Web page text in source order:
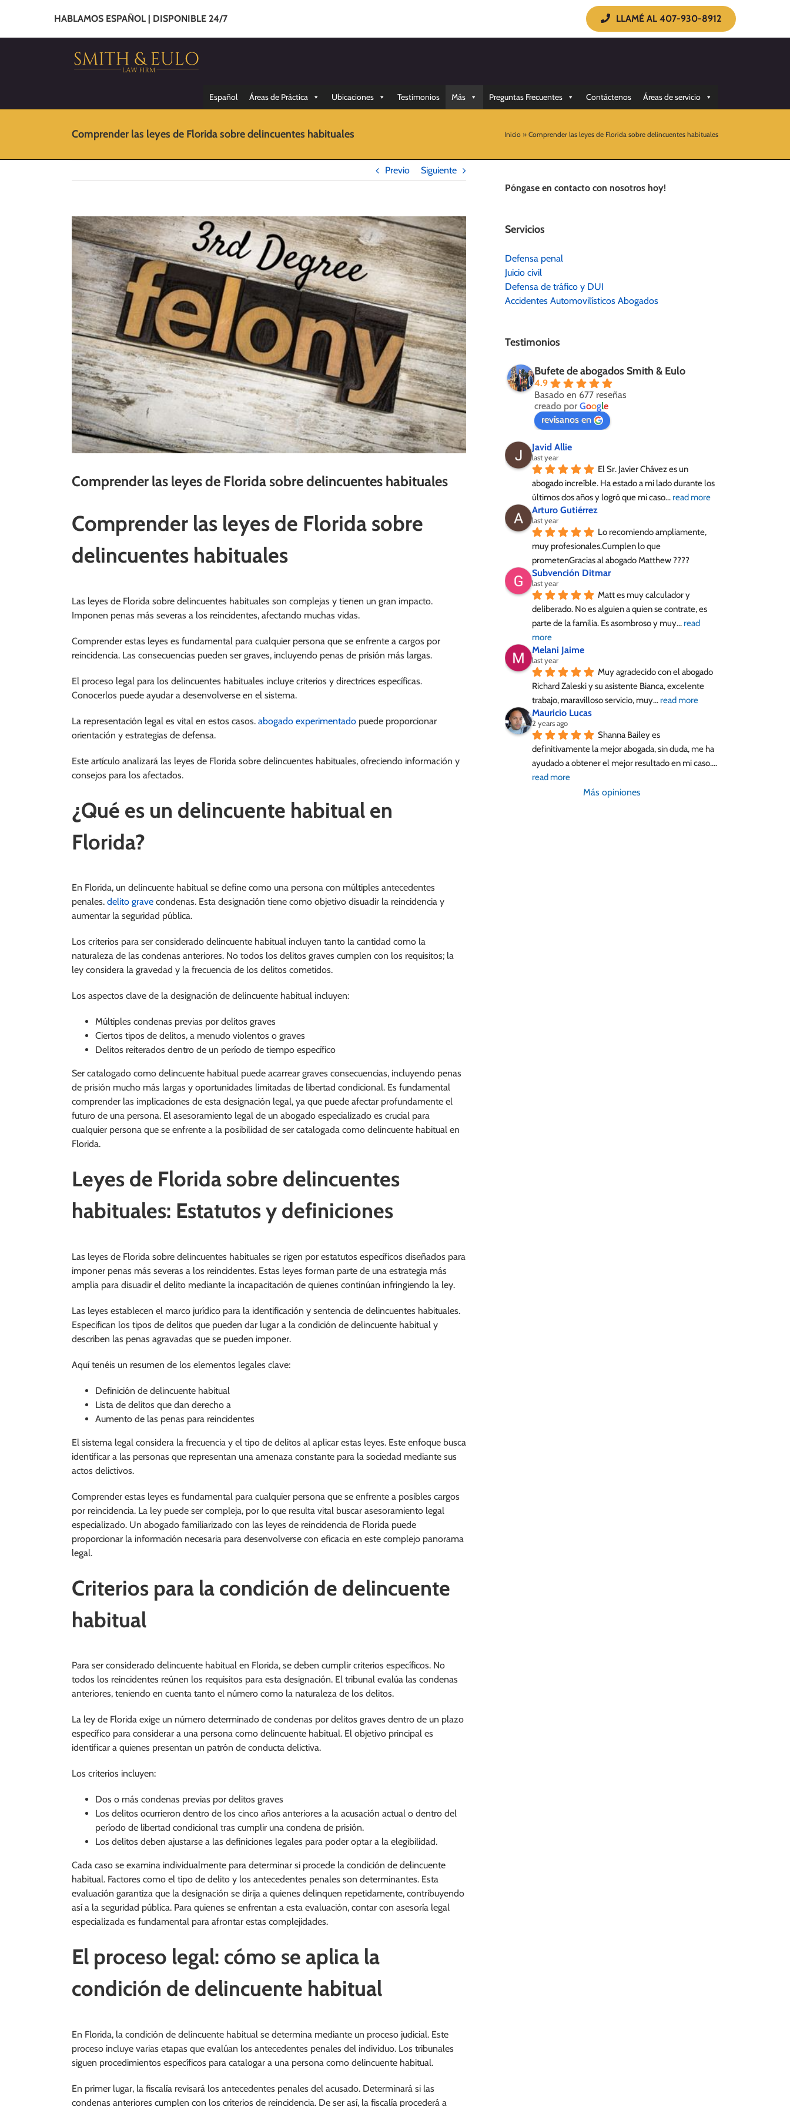
HABLAMOS ESPAÑOL | DISPONIBLE 24/7 LLAMÉ AL 407-930-8912
Español Áreas de Práctica Ubicaciones Testimonios Más Preguntas Frecuentes Contáctenos Áreas de servicio
Comprender las leyes de Florida sobre delincuentes habituales Inicio » Comprender las leyes de Florida sobre delincuentes habituales
Previo Siguiente
Comprender las leyes de Florida sobre delincuentes habituales
Comprender las leyes de Florida sobre
delincuentes habituales
Las leyes de Florida sobre delincuentes habituales son complejas y tienen un gran impacto.
Imponen penas más severas a los reincidentes, afectando muchas vidas.
Comprender estas leyes es fundamental para cualquier persona que se enfrente a cargos por
reincidencia. Las consecuencias pueden ser graves, incluyendo penas de prisión más largas.
El proceso legal para los delincuentes habituales incluye criterios y directrices específicas.
Conocerlos puede ayudar a desenvolverse en el sistema.
La representación legal es vital en estos casos. abogado experimentadopuede proporcionar
orientación y estrategias de defensa.
Este artículo analizará las leyes de Florida sobre delincuentes habituales, ofreciendo información y
consejos para los afectados.
¿Qué es un delincuente habitual en
Florida?
En Florida, un delincuente habitual se define como una persona con múltiples antecedentes
penales. delito gravecondenas. Esta designación tiene como objetivo disuadir la reincidencia y
aumentar la seguridad pública.
Los criterios para ser considerado delincuente habitual incluyen tanto la cantidad como la
naturaleza de las condenas anteriores. No todos los delitos graves cumplen con los requisitos; la
ley considera la gravedad y la frecuencia de los delitos cometidos.
Los aspectos clave de la designación de delincuente habitual incluyen:
Múltiples condenas previas por delitos graves
Ciertos tipos de delitos, a menudo violentos o graves
Delitos reiterados dentro de un período de tiempo específico
Ser catalogado como delincuente habitual puede acarrear graves consecuencias, incluyendo penas
de prisión mucho más largas y oportunidades limitadas de libertad condicional. Es fundamental
comprender las implicaciones de esta designación legal, ya que puede afectar profundamente el
futuro de una persona. El asesoramiento legal de un abogado especializado es crucial para
cualquier persona que se enfrente a la posibilidad de ser catalogada como delincuente habitual en
Florida.
Leyes de Florida sobre delincuentes
habituales: Estatutos y definiciones
Las leyes de Florida sobre delincuentes habituales se rigen por estatutos específicos diseñados para
imponer penas más severas a los reincidentes. Estas leyes forman parte de una estrategia más
amplia para disuadir el delito mediante la incapacitación de quienes continúan infringiendo la ley.
Las leyes establecen el marco jurídico para la identificación y sentencia de delincuentes habituales.
Especifican los tipos de delitos que pueden dar lugar a la condición de delincuente habitual y
describen las penas agravadas que se pueden imponer.
Aquí tenéis un resumen de los elementos legales clave:
Definición de delincuente habitual
Lista de delitos que dan derecho a
Aumento de las penas para reincidentes
El sistema legal considera la frecuencia y el tipo de delitos al aplicar estas leyes. Este enfoque busca
identificar a las personas que representan una amenaza constante para la sociedad mediante sus
actos delictivos.
Comprender estas leyes es fundamental para cualquier persona que se enfrente a posibles cargos
por reincidencia. La ley puede ser compleja, por lo que resulta vital buscar asesoramiento legal
especializado. Un abogado familiarizado con las leyes de reincidencia de Florida puede
proporcionar la información necesaria para desenvolverse con eficacia en este complejo panorama
legal.
Criterios para la condición de delincuente
habitual
Para ser considerado delincuente habitual en Florida, se deben cumplir criterios específicos. No
todos los reincidentes reúnen los requisitos para esta designación. El tribunal evalúa las condenas
anteriores, teniendo en cuenta tanto el número como la naturaleza de los delitos.
La ley de Florida exige un número determinado de condenas por delitos graves dentro de un plazo
específico para considerar a una persona como delincuente habitual. El objetivo principal es
identificar a quienes presentan un patrón de conducta delictiva.
Los criterios incluyen:
Dos o más condenas previas por delitos graves
Los delitos ocurrieron dentro de los cinco años anteriores a la acusación actual o dentro del
período de libertad condicional tras cumplir una condena de prisión.
Los delitos deben ajustarse a las definiciones legales para poder optar a la elegibilidad.
Cada caso se examina individualmente para determinar si procede la condición de delincuente
habitual. Factores como el tipo de delito y los antecedentes penales son determinantes. Esta
evaluación garantiza que la designación se dirija a quienes delinquen repetidamente, contribuyendo
así a la seguridad pública. Para quienes se enfrentan a esta evaluación, contar con asesoría legal
especializada es fundamental para afrontar estas complejidades.
El proceso legal: cómo se aplica la
condición de delincuente habitual
En Florida, la condición de delincuente habitual se determina mediante un proceso judicial. Este
proceso incluye varias etapas que evalúan los antecedentes penales del individuo. Los tribunales
siguen procedimientos específicos para catalogar a una persona como delincuente habitual.
En primer lugar, la fiscalía revisará los antecedentes penales del acusado. Determinará si las
condenas anteriores cumplen con los criterios de reincidencia. De ser así, la fiscalía procederá a
Póngase en contacto con nosotros hoy!
Servicios
Defensa penal
Juicio civil
Defensa de tráfico y DUI
Accidentes Automovilísticos Abogados
Testimonios
Bufete de abogados Smith & Eulo
4.9
Basado en 677 reseñas
creado por Google
revísanos en
Javid Allie
last year
El Sr. Javier Chávez es un
abogado increíble. Ha estado a mi lado durante los
últimos dos años y logró que mi caso... read more
Arturo Gutiérrez
last year
Lo recomiendo ampliamente,
muy profesionales.Cumplen lo que
prometenGracias al abogado Matthew ????
Subvención Ditmar
last year
Matt es muy calculador y
deliberado. No es alguien a quien se contrate, es
parte de la familia. Es asombroso y muy... read
more
Melani Jaime
last year
Muy agradecido con el abogado
Richard Zaleski y su asistente Bianca, excelente
trabajo, maravilloso servicio, muy... read more
Mauricio Lucas
2 years ago
Shanna Bailey es
definitivamente la mejor abogada, sin duda, me ha
ayudado a obtener el mejor resultado en mi caso.
read more
Más opiniones